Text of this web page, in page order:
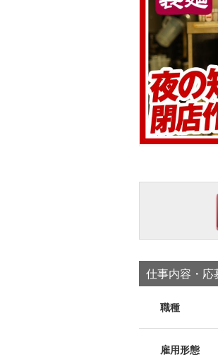
仕事内容・応
職種
雇用形態